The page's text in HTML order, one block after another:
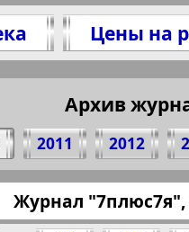
Цены на
Архив
2011 2012
год. Выберите
Журнал "7плюс7я",
47 стр.
(Нажмите, чтобы
?pub=7-